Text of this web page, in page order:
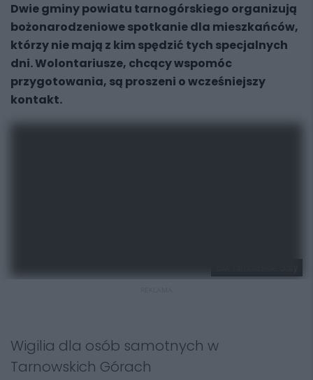
Dwie gminy powiatu tarnogórskiego organizują
bożonarodzeniowe spotkanie dla mieszkańców,
którzy nie mają z kim spędzić tych specjalnych
dni. Wolontariusze, chcący wspomóc
przygotowania, są proszeni o wcześniejszy
kontakt.
Wigilia dla osób samotnych w
Tarnowskich Górach